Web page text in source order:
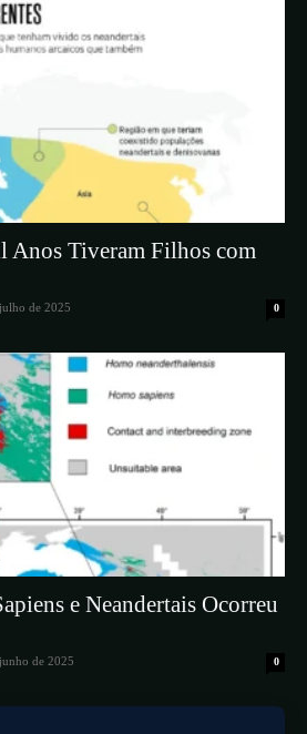
Anos Tiveram Filhos com
de 2025 0
e Neandertais Ocorreu
de 2025 0